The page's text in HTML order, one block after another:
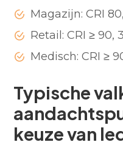
Magazijn: CRI
Retail: CRI ≥ 90,
Medisch: CRI ≥
Typische
keuze van